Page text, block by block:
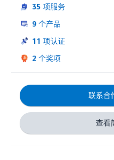
們亦協助客戶突破距離限制
馬遜市場推廣品牌，擴展其
正尋找精準而全面的亞馬遜
35 项服务
9 个产品
11 项认证
2 个奖项
联系合
查看